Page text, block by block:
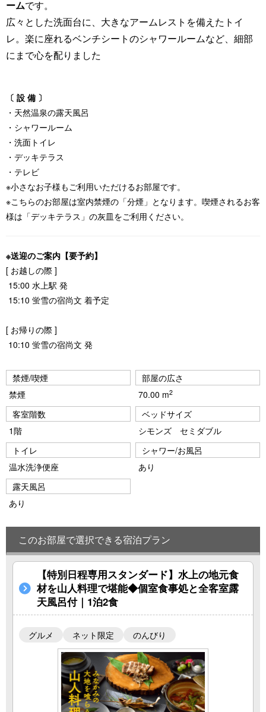
ームです。
広々とした洗面台に、大きなアームレストを備えたトイ
レ。楽に座れるベンチシートのシャワールームなど、細部
にまで心を配りました
〔 設 備 〕
・天然温泉の露天風呂
・シャワールーム
・洗面トイレ
・デッキテラス
・テレビ
※小さなお子様もご利用いただけるお部屋です。
※こちらのお部屋は室内禁煙の「分煙」となります。喫煙されるお客
様は「デッキテラス」の灰皿をご利用ください。
※送迎のご案内【要予約】
[ お越しの際 ]
15:00 水上駅 発
15:10 蛍雪の宿尚文 着予定
[ お帰りの際 ]
10:10 蛍雪の宿尚文 発
禁煙/喫煙
禁煙
部屋の広さ
70.00 m2
客室階数
1階
ベッドサイズ
シモンズ セミダブル
トイレ
温水洗浄便座
シャワー/お風呂
あり
露天風呂
あり
このお部屋で選択できる宿泊プラン
【特別日程専用スタンダード】水上の地元食
材を山人料理で堪能◆個室食事処と全客室露
天風呂付｜1泊2食
グルメ ネット限定 のんびり